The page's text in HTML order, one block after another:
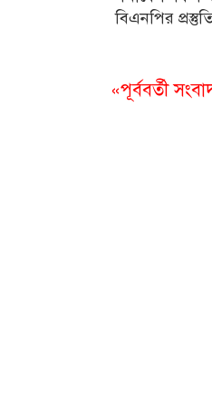
বিএনপির
«পূর্ববর্তী